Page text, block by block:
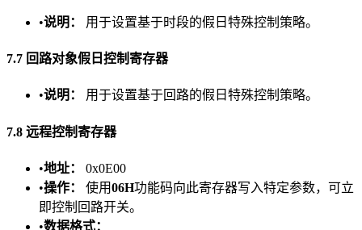
•​​说明：​ ​ 用于设置基于时段的假日特殊控制策略。
​7.7 回路对象假日控制寄存器​
•​​说明：​ ​ 用于设置基于回路的假日特殊控制策略。
​7.8 远程控制寄存器​
•​​地址：​
​ 0x0E00
•​​操作：​ ​ 使用​​06H​​功能码向此寄存器写入特定参数，可立
即控制回路开关。
•​​数据格式：​